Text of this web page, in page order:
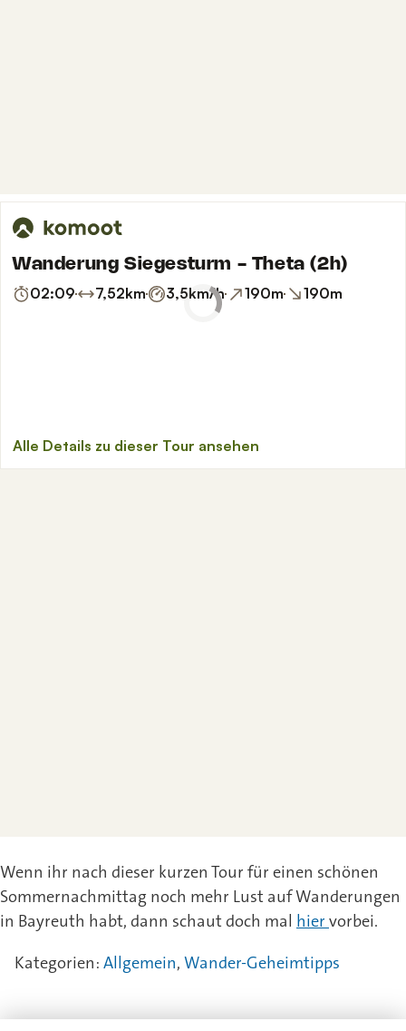
Wenn ihr nach dieser kurzen Tour für einen schönen
Sommernachmittag noch mehr Lust auf Wanderungen
in Bayreuth habt, dann schaut doch mal hier vorbei.
Kategorien: Allgemein, Wander-Geheimtipps